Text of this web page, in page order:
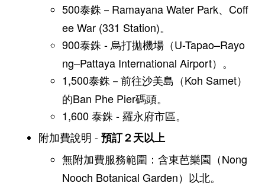
500泰銖－Ramayana Water Park、Coff
ee War (331 Station)。
900泰銖 - 烏打拋機場（U-Tapao–Rayo
ng–Pattaya International Airport）。
1,500泰銖－前往沙美島（Koh Samet）
的Ban Phe Pier碼頭。
1,600 泰銖 - 羅永府市區。
​附加費說明 -預訂２天以上
無附加費服務範圍：含東芭樂園（Nong
Nooch Botanical Garden）以北。